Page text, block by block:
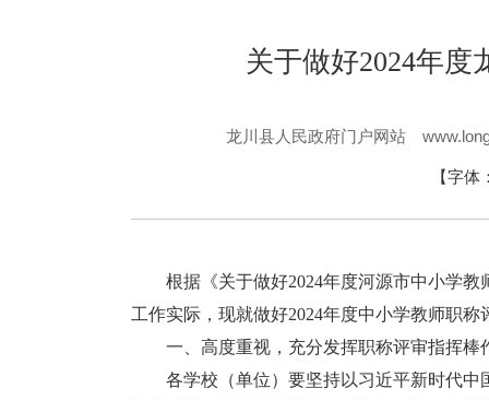
关于做好2024年
龙川县人民政府门户网站
【字体
根据《关于做好2024年度河源市中小学教
工作实际，现就做好2024年度中小学教师职
一、高度重视，充分发挥职称评审指挥棒
各学校（单位）要坚持以习近平新时代中